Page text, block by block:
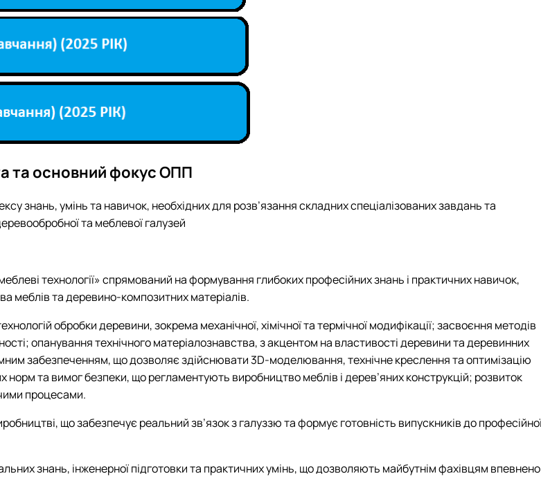
та основний фокус ОПП
знань, умінь та навичок, необхідних для розв’язання складних спеціалізованих завдань та
та меблевої галузей
технології» спрямований на формування глибоких професійних знань і практичних навичок,
меблів та деревино-композитних матеріалів.
обробки деревини, зокрема механічної, хімічної та термічної модифікації; засвоєння методів
опанування технічного матеріалознавства, з акцентом на властивості деревини та деревинних
забезпеченням, що дозволяє здійснювати 3D-моделювання, технічне креслення та оптимізацію
норм та вимог безпеки, що регламентують виробництво меблів і дерев’яних конструкцій; розвиток
процесами.
що забезпечує реальний зв’язок з галуззю та формує готовність випускників до
знань, інженерної підготовки та практичних умінь, що дозволяють майбутнім фахівцям впевнено